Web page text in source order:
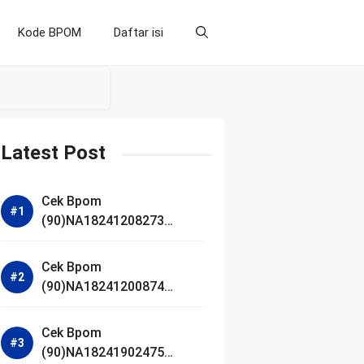
Kode BPOM Daftar isi
Latest Post
Cek Bpom
(90)NA18241208273
Bright Radiance Face
Wash
Cek Bpom
(90)NA18241200874
Acne Calm Micellar Water
Cek Bpom
(90)NA18241902475